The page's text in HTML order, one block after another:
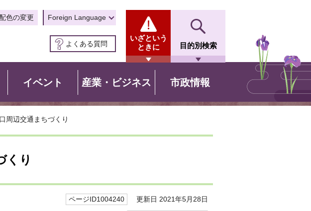
色の変更 Foreign Language
よくある質問
いざという
ときに
目的別検索
イベント 産業・ビジネス 市政情報
周辺交通まちづくり
くり
ページID1004240 更新日 2021年5月28日